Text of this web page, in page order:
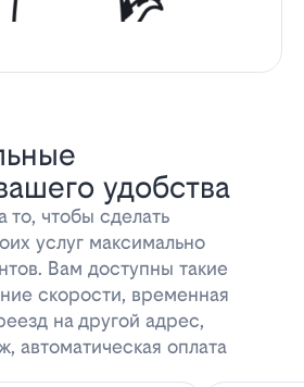
удобства
то, чтобы сделать
услуг максимально
Вам доступны такие
скорости, временная
на другой адрес,
автоматическая оплата